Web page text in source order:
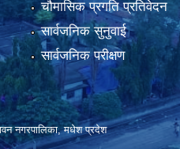
चौमासिक प्रगति प्रतिवेदन
सार्वजनिक सुनुवाई
सार्वजनिक परीक्षण
नगरपालिका, मधेश प्रदेश